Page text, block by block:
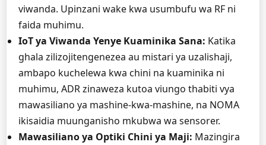
viwanda. Upinzani wake kwa usumbufu wa RF ni
faida muhimu.
IoT ya Viwanda Yenye Kuaminika Sana: Katika
ghala zilizojitengenezea au mistari ya uzalishaji,
ambapo kuchelewa kwa chini na kuaminika ni
muhimu, ADR zinaweza kutoa viungo thabiti vya
mawasiliano ya mashine-kwa-mashine, na NOMA
ikisaidia muunganisho mkubwa wa sensorer.
Mawasiliano ya Optiki Chini ya Maji: Mazingira